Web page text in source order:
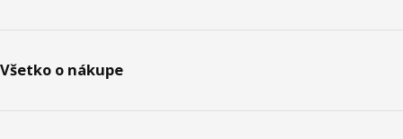
Všetko o nákupe